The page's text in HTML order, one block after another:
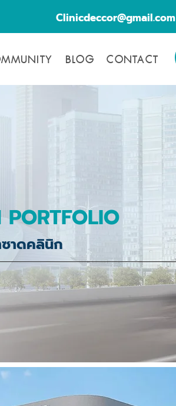
Clinicdeccor@gmail.com
BLOG CONTACT
PORTFOLIO
าดคลินิก